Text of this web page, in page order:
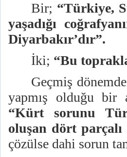
Bir; “Türkiye,
yaşadığı
Diyarbakır’dır”.
İki; “Bu
Geçmiş
yapmış olduğu bir
“Kürt sorunu
oluşan dört
çözülse dahi sorun